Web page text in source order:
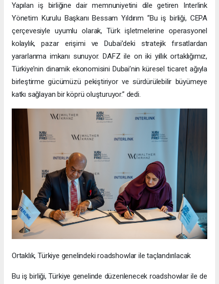
Yapılan iş birliğine dair memnuniyetini dile getiren Interlink
Yönetim Kurulu Başkanı Bessam Yıldırım “Bu iş birliği, CEPA
çerçevesiyle uyumlu olarak, Türk işletmelerine operasyonel
kolaylık, pazar erişimi ve Dubai’deki stratejik fırsatlardan
yararlanma imkanı sunuyor. DAFZ ile on iki yıllık ortaklığımız,
Türkiye’nin dinamik ekonomisini Dubai’nin küresel ticaret ağıyla
birleştirme gücümüzü pekiştiriyor ve sürdürülebilir büyümeye
katkı sağlayan bir köprü oluşturuyor.” dedi.
Ortaklık, Türkiye genelindeki roadshowlar ile taçlandırılacak
Bu iş birliği, Türkiye genelinde düzenlenecek roadshowlar ile de